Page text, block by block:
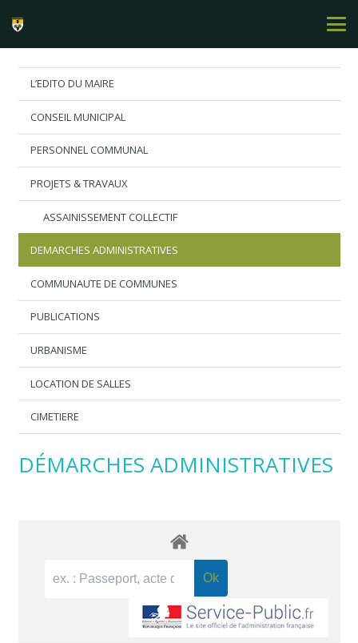
L’EDITO DU MAIRE
CONSEIL MUNICIPAL
PERSONNEL COMMUNAL
PROJETS & TRAVAUX
ASSAINISSEMENT COLLECTIF
DEMARCHES ADMINISTRATIVES
COMMUNAUTE DE COMMUNES
PUBLICATIONS
URBANISME
LOCATION DE SALLES
CIMETIERE
DÉMARCHES ADMINISTRATIVES